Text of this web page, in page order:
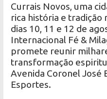
Currais Novos, uma
rica história e tradição
dias 10, 11 e 12 de
Internacional Fé &
promete reunir
transformação
Avenida Coronel José
Esportes.